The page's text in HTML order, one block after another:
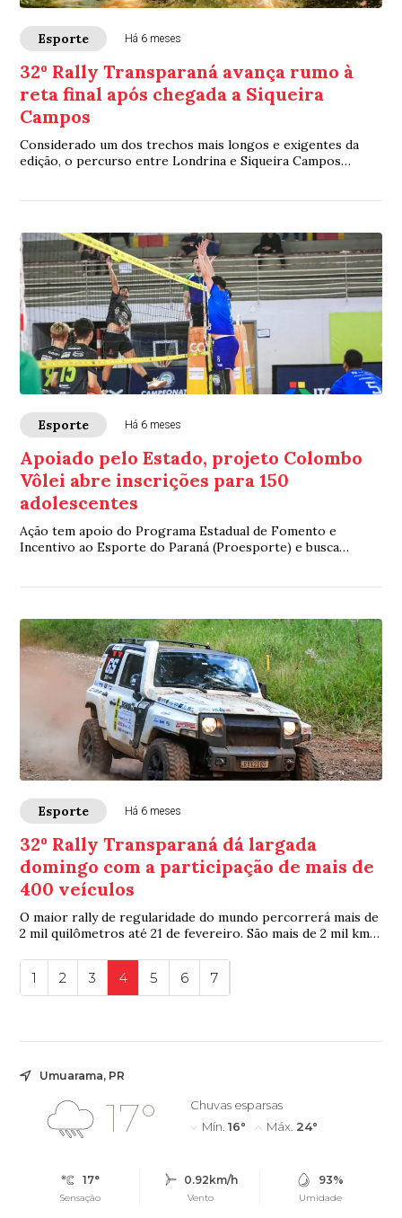
Esporte Há 6 meses
32º Rally Transparaná avança rumo à
reta final após chegada a Siqueira
Campos
Considerado um dos trechos mais longos e exigentes da
edição, o percurso entre Londrina e Siqueira Campos
Esporte Há 6 meses
Apoiado pelo Estado, projeto Colombo
Vôlei abre inscrições para 150
adolescentes
Ação tem apoio do Programa Estadual de Fomento e
Incentivo ao Esporte do Paraná (Proesporte) e busca
Esporte Há 6 meses
32º Rally Transparaná dá largada
domingo com a participação de mais de
400 veículos
O maior rally de regularidade do mundo percorrerá mais de
2 mil quilômetros até 21 de fevereiro. São mais de 2 mil km,
1 2 3 4 5 6 7
Umuarama, PR
17°
Chuvas esparsas
Mín. 16° Máx. 24°
17°
Sensação
0.92km/h
Vento
93%
Umidade